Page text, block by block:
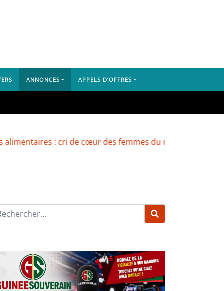
ANNONCES APPELS D’OFFRES
: cri de cœur des femmes du marché de Yembeya